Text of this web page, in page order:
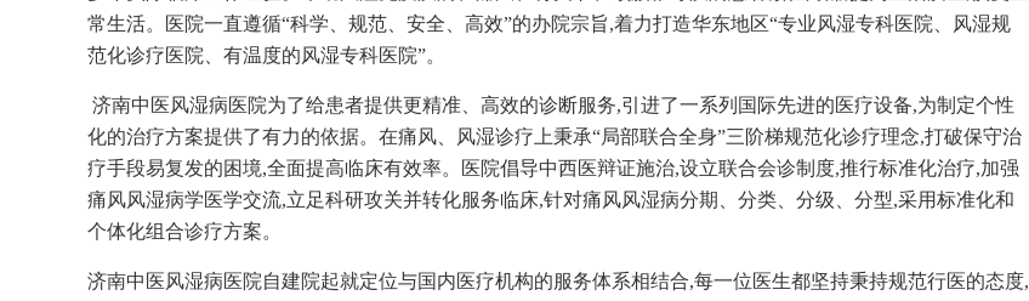
常生活。
医院一直遵循“科学、规范、安全、高效”的办院宗旨,着力打造华东地区“专业风湿专科医院、风湿规
范化诊疗医院、有温度的风湿专科医院”。
济南中医风湿病医院为了给患者提供更精准、高效的诊断服务,引进了一系列国际先进的医疗设备,为制定个性
化的治疗方案提供了有力的依据。在痛风、风湿诊疗上秉承“局部联合全身”三阶梯规范化诊疗理念,打破保守治
疗手段易复发的困境,全面提高临床有效率。医院倡导中西医辩证施治,设立联合会诊制度,推行标准化治疗,加强
痛风风湿病学医学交流,立足科研攻关并转化服务临床,针对痛风风湿病分期、分类、分级、分型,采用标准化和
个体化组合诊疗方案。
济南中医风湿病医院自建院起就定位与国内医疗机构的服务体系相结合,每一位医生都坚持秉持规范行医的态度,